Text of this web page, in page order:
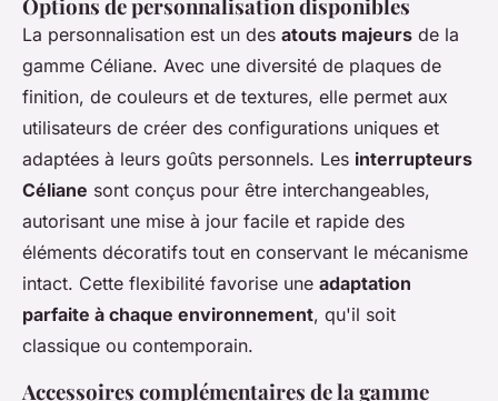
Options de personnalisation disponibles
La personnalisation est un des atouts majeurs de la
gamme Céliane. Avec une diversité de plaques de
finition, de couleurs et de textures, elle permet aux
utilisateurs de créer des configurations uniques et
adaptées à leurs goûts personnels. Les interrupteurs
Céliane sont conçus pour être interchangeables,
autorisant une mise à jour facile et rapide des
éléments décoratifs tout en conservant le mécanisme
intact. Cette flexibilité favorise une adaptation
parfaite à chaque environnement, qu'il soit
classique ou contemporain.
Accessoires complémentaires de la gamme